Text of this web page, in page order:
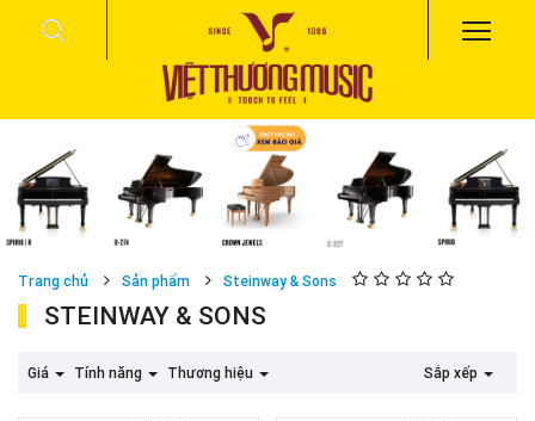
Trang chủ Sản phẩm Steinway & Sons
STEINWAY & SONS
Giá Tính năng Thương hiệu Sắp xếp